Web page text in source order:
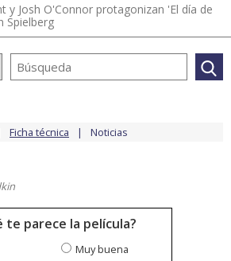
y Josh O'Connor protagonizan 'El día de
Spielberg
Ficha técnica Noticias
te parece la película?
Muy buena